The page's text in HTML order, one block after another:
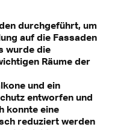
durchgeführt, um
auf die Fassaden
wurde die
Räume der
und ein
entworfen und
konnte eine
reduziert werden